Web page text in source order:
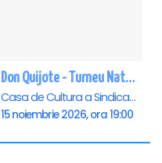
Don Quijote - Turneu National de balet - Oradea
Casa de Cultura a Sindicatelor , Oradea
15 noiembrie 2026, ora 19:00